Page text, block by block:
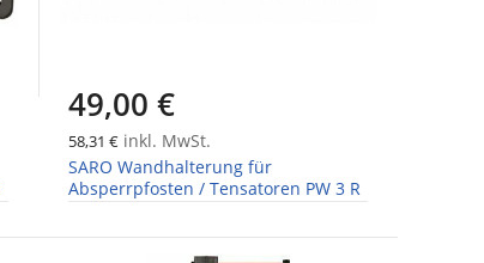
49,00 €
58,31 €inkl. MwSt.
SARO Wandhalterung für
Absperrpfosten / Tensatoren PW 3 R